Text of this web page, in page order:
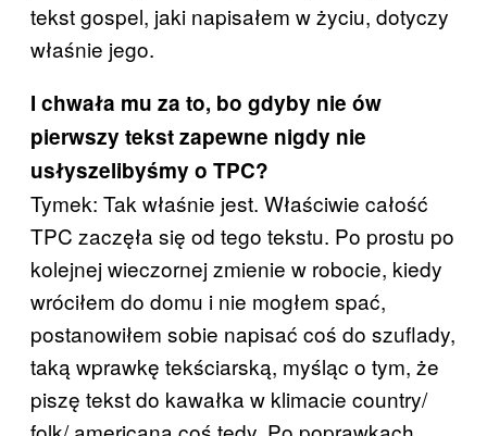
tekst gospel, jaki napisałem w życiu, dotyczy
właśnie jego.
I chwała mu za to, bo gdyby nie ów
pierwszy tekst zapewne nigdy nie
usłyszelibyśmy o TPC?
Tymek: Tak właśnie jest. Właściwie całość
TPC zaczęła się od tego tekstu. Po prostu po
kolejnej wieczornej zmienie w robocie, kiedy
wróciłem do domu i nie mogłem spać,
postanowiłem sobie napisać coś do szuflady,
taką wprawkę tekściarską, myśląc o tym, że
piszę tekst do kawałka w klimacie country/